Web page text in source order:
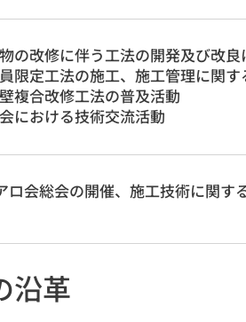
の改修に伴う工法の開発及び改良
限定工法の施工、施工管理に関
複合改修工法の普及活動
における技術交流活動
ロ会総会の開催、施工技術に関す
沿革